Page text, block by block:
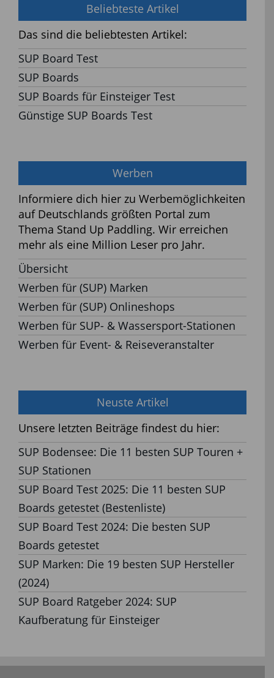
Beliebteste Artikel
Das sind die beliebtesten Artikel:
SUP Board Test
SUP Boards
SUP Boards für Einsteiger Test
Günstige SUP Boards Test
Werben
Informiere dich hier zu Werbemöglichkeiten
auf Deutschlands größten Portal zum
Thema Stand Up Paddling. Wir erreichen
mehr als eine Million Leser pro Jahr.
Übersicht
Werben für (SUP) Marken
Werben für (SUP) Onlineshops
Werben für SUP- & Wassersport-Stationen
Werben für Event- & Reiseveranstalter
Neuste Artikel
Unsere letzten Beiträge findest du hier:
SUP Bodensee: Die 11 besten SUP Touren +
SUP Stationen
SUP Board Test 2025: Die 11 besten SUP
Boards getestet (Bestenliste)
SUP Board Test 2024: Die besten SUP
Boards getestet
SUP Marken: Die 19 besten SUP Hersteller
(2024)
SUP Board Ratgeber 2024: SUP
Kaufberatung für Einsteiger